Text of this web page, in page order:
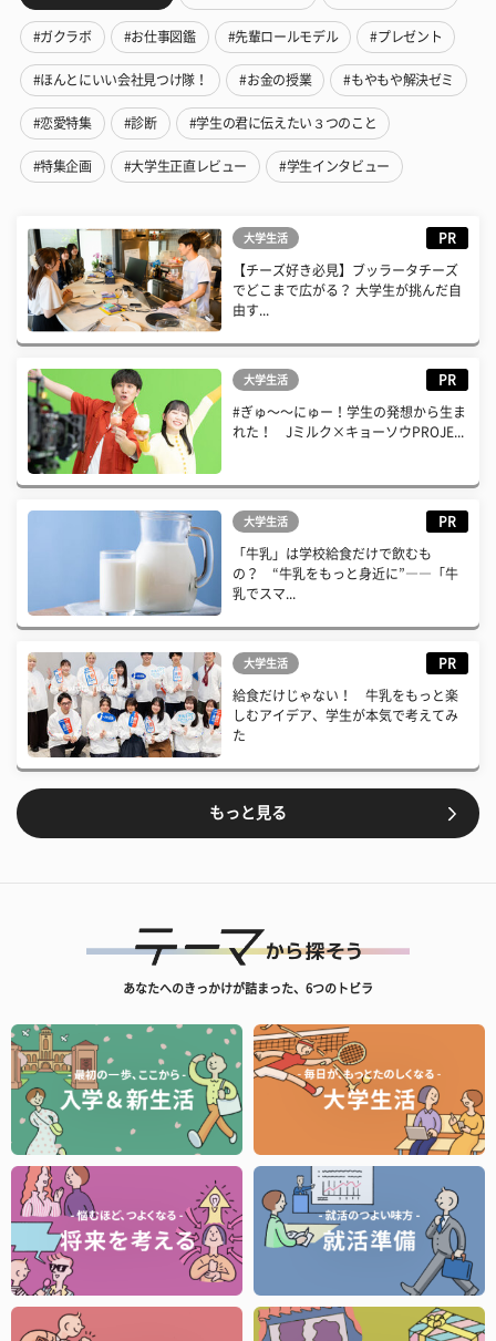
#ガクラボ #お仕事図鑑 #先輩ロールモデル #プレゼント
#ほんとにいい会社見つけ隊！ #お金の授業 #もやもや解決ゼミ
#恋愛特集 #診断 #学生の君に伝えたい３つのこと
#特集企画 #大学生正直レビュー #学生インタビュー
大学生活 PR
【チーズ好き必見】ブッラータチーズ
でどこまで広がる？ 大学生が挑んだ自
由す...
大学生活 PR
#ぎゅ〜〜にゅー！学生の発想から生ま
れた！ Jミルク×キョーソウPROJE...
大学生活 PR
「牛乳」は学校給食だけで飲むも
の？ “牛乳をもっと身近に”――「牛
乳でスマ...
大学生活 PR
給食だけじゃない！ 牛乳をもっと楽
しむアイデア、学生が本気で考えてみ
た
もっと見る
あなたへのきっかけが詰まった、6つのトビラ